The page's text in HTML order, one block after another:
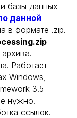
базы данных
данной
в формате .zip.
Работает
Windows,
3.5
нужно.
ссылок.